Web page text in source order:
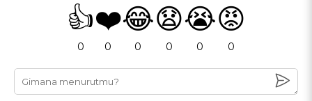
👍
0
❤️
0
😂
0
😧
0
😭
0
😡
0